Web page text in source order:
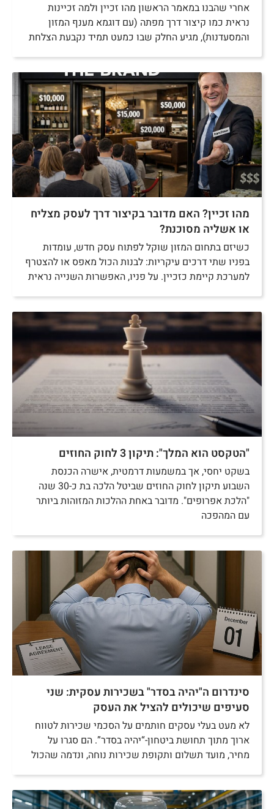
אחרי שהבנו במאמר הראשון מהו זכיין ולמה זכיינות
נראית כמו קיצור דרך מפתה (עם דוגמא מענף המזון
והמסעדנות), מגיע החלק שבו כמעט תמיד נקבעת הצלחת
מהו זכיין? האם מדובר בקיצור דרך לעסק מצליח
או אשליה מסוכנת?
כשיזם בתחום המזון שוקל לפתוח עסק חדש, עומדות
בפניו שתי דרכים עיקריות: לבנות הכול מאפס או להצטרף
למערכת קיימת כזכיין. על פניו, האפשרות השנייה נראית
"הטקסט הוא המלך": תיקון 3 לחוק החוזים
בשקט יחסי, אך במשמעות דרמטית, אישרה הכנסת
השבוע תיקון לחוק החוזים שביטל הלכה בת כ-30 שנה
"הלכת אפרופים". מדובר באחת ההלכות המזוהות ביותר
עם המהפכה
סינדרום ה"יהיה בסדר" בשכירות עסקית: שני
סעיפים שיכולים להציל את העסק
לא מעט בעלי עסקים חותמים על הסכמי שכירות לטווח
ארוך מתוך תחושת ביטחון-“יהיה בסדר”. הם סגרו על
מחיר, מועד תשלום ותקופת שכירות נוחה, ונדמה שהכול